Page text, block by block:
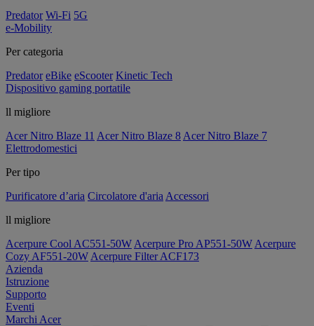
Predator Wi-Fi 5G
e-Mobility
Per categoria
Predator eBike eScooter Kinetic Tech
Dispositivo gaming portatile
ll migliore
Acer Nitro Blaze 11 Acer Nitro Blaze 8 Acer Nitro Blaze 7
Elettrodomestici
Per tipo
Purificatore d’aria Circolatore d'aria Accessori
ll migliore
Acerpure Cool AC551-50W Acerpure Pro AP551-50W Acerpure
Cozy AF551-20W Acerpure Filter ACF173
Azienda
Istruzione
Supporto
Eventi
Marchi Acer